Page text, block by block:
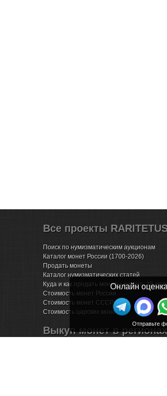
Все проекты
Поиск по нумизматическим аукционам
Каталог монет России (1700-2026)
Продать монеты
Каталог нумизматических статей
Куда и как продать монеты дорого: 15
Стоимость монет России
Стоимость монет СССР
Стоимость царских монет
Выкуп монет в регионах
Онлайн